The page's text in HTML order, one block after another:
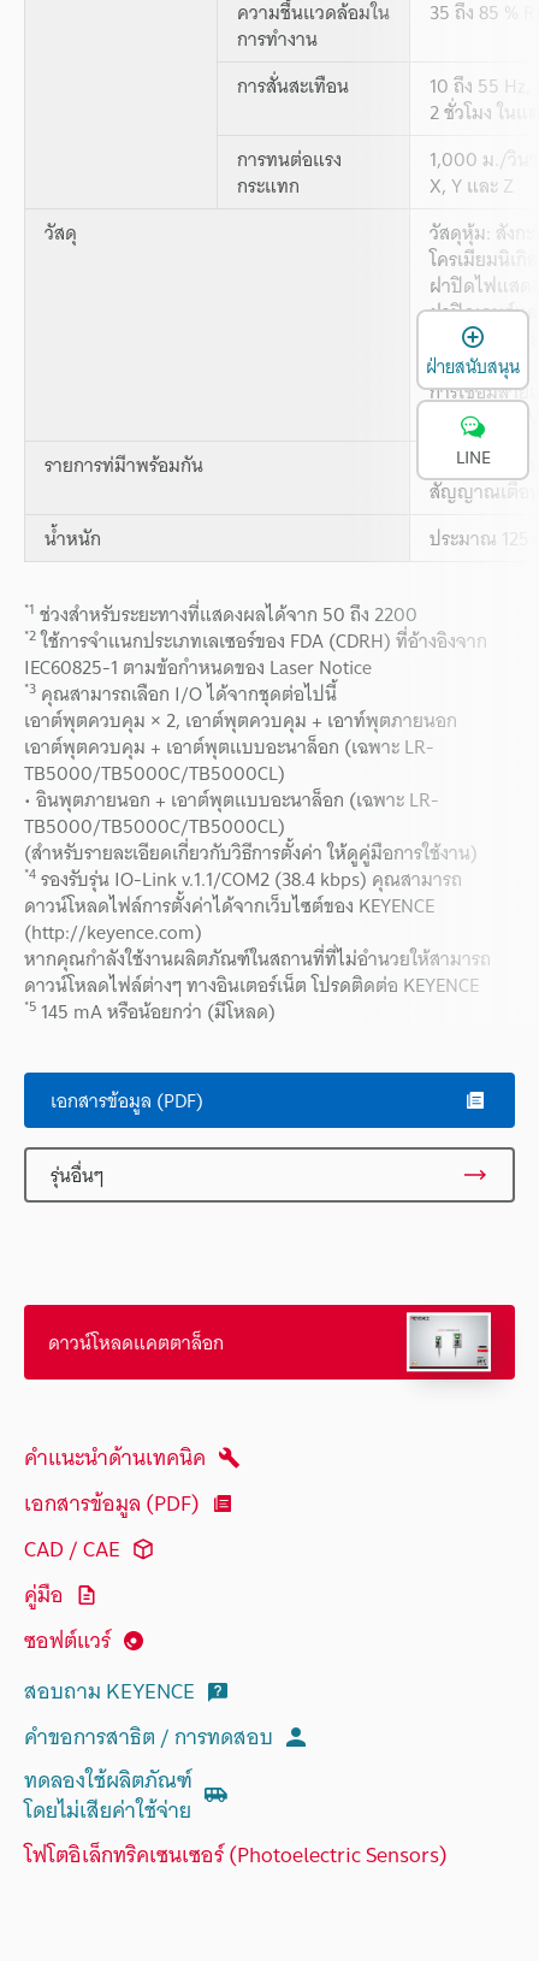
ความชื้นแวดล้อมใน
การทำงาน
35 ถึง 85 %
การสั่นสะเทือน 10 ถึง 55
2 ชั่วโมง ใน
การทนต่อแรง
กระแทก
1,000 ม./วิน
X, Y และ Z
วัสดุ
วัสดุหุ้ม: สังก
โครเมียมนิเกิ
ฝาปิดไฟแสด
ฝาปิดเลนส์แ
(ข้อมูลจำเพ
ข่วน)
การเชื่อมสาย
สายเคเบิล:
รายการท่มีาพร้อมกัน
คู่มือการใช้งา
สัญญาณเตือน
น้ำหนัก
ประมาณ 125
*1 ช่วงสำหรับระยะทางที่แสดงผลได้จาก 50 ถึง 2200
*2ใช้การจำแนกประเภทเลเซอร์ของ FDA (CDRH) ที่อ้างอิงจาก
IEC60825-1 ตามข้อกำหนดของ Laser Notice
*3 คุณสามารถเลือก I/O ได้จากชุดต่อไปนี้
เอาต์พุตควบคุม × 2, เอาต์พุตควบคุม + เอาท์พุตภายนอก
เอาต์พุตควบคุม + เอาต์พุตแบบอะนาล็อก (เฉพาะ LR-
TB5000/TB5000C/TB5000CL)
• อินพุตภายนอก + เอาต์พุตแบบอะนาล็อก (เฉพาะ LR-
TB5000/TB5000C/TB5000CL)
(สำหรับรายละเอียดเกี่ยวกับวิธีการตั้งค่า ให้ดูคู่มือการใช้งาน)
*4รองรับรุ่น IO-Link v.1.1/COM2 (38.4 kbps) คุณสามารถ
ดาวน์โหลดไฟล์การตั้งค่าได้จากเว็บไซต์ของ KEYENCE
(http://keyence.com)
หากคุณกำลังใช้งานผลิตภัณฑ์ในสถานที่ที่ไม่อำนวยให้สามารถ
ดาวน์โหลดไฟล์ต่างๆ ทางอินเตอร์เน็ต โปรดติดต่อ KEYENCE
*5145 mA หรือน้อยกว่า (มีโหลด)
เอกสารข้อมูล (PDF)
รุ่นอื่นๆ
ดาวน์โหลดแคตตาล็อก
คำแนะนำด้านเทคนิค
เอกสารข้อมูล (PDF)
CAD / CAE
คู่มือ
ซอฟต์แวร์
สอบถาม KEYENCE
คำขอการสาธิต / การทดสอบ
ทดลองใช้ผลิตภัณฑ์
โดยไม่เสียค่าใช้จ่าย
โฟโตอิเล็กทริคเซนเซอร์ (Photoelectric Sensors)
ฝ่ายสนับสนุน
LINE